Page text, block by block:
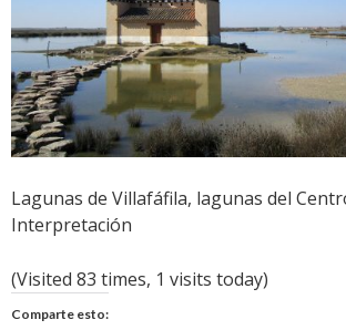
Lagunas de Villafáfila, lagunas del
Interpretación
(Visited 83 times, 1 visits today)
Comparte esto: